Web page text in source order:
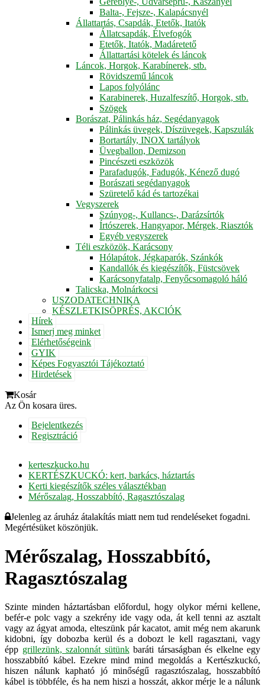
Balta-, Fejsze-, Kalapácsnyél
Állattartás, Csapdák, Etetők, Itatók
Állatcsapdák, Élvefogók
Etetők, Itatók, Madáretető
Állattartási kötelek és láncok
Láncok, Horgok, Karabínerek, stb.
Rövidszemű láncok
Lapos folyólánc
Karabinerek, Huzalfeszítő, Horgok, stb.
Szögek
Borászat, Pálinkás ház, Segédanyagok
Pálinkás üvegek, Díszüvegek, Kapszulák
Bortartály, INOX tartályok
Üvegballon, Demizson
Pincészeti eszközök
Parafadugók, Fadugók, Kénező dugó
Borászati segédanyagok
Szüretelő kád és tartozékai
Vegyszerek
Szúnyog-, Kullancs-, Darázsírtók
Írtószerek, Hangyapor, Mérgek, Riasztók
Egyéb vegyszerek
Téli eszközök, Karácsony
Hólapátok, Jégkaparók, Szánkók
Kandallók és kiegészítők, Füstcsövek
Karácsonyfatalp, Fenyőcsomagoló háló
Talicska, Molnárkocsi
USZODATECHNIKA
KÉSZLETKISÖPRÉS, AKCIÓK
Hírek
Ismerj meg minket
Elérhetőségeink
GYIK
Képes Fogyasztói Tájékoztató
Hirdetések
Kosár
Az Ön kosara üres.
Bejelentkezés
Regisztráció
kerteszkucko.hu
KERTÉSZKUCKÓ: kert, barkács, háztartás
Kerti kiegészítők széles választékban
Mérőszalag, Hosszabbító, Ragasztószalag
Jelenleg az áruház átalakítás miatt nem tud rendeléseket fogadni.
Megértésüket köszönjük.
Mérőszalag, Hosszabbító,
Ragasztószalag
Szinte minden háztartásban előfordul, hogy olykor mérni kellene,
befér-e polc vagy a szekrény ide vagy oda, át kell tenni az asztalt
vagy az ágyat amoda, elteszünk pár kacatot, amit még nem akarunk
kidobni, így dobozba kerül és a dobozt le kell ragasztani, vagy
épp grillezünk, szalonnát sütünkbaráti társaságban és elkelne egy
hosszabbító kábel. Ezekre mind mind megoldás a Kertészkuckó,
hiszen nálunk kapható jó minőségű ragasztószalag, hosszabbító
kábel is többféle, és ha nem hiszi a hosszát, akkor mérje le a nálunk